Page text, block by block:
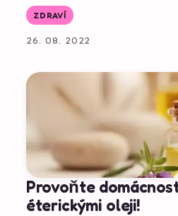
ZDRAVÍ
26. 08. 2022
Provoňte
éterickými oleji!